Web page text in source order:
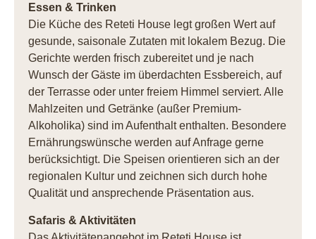
Essen & Trinken
Die Küche des Reteti House legt großen Wert auf
gesunde, saisonale Zutaten mit lokalem Bezug. Die
Gerichte werden frisch zubereitet und je nach
Wunsch der Gäste im überdachten Essbereich, auf
der Terrasse oder unter freiem Himmel serviert. Alle
Mahlzeiten und Getränke (außer Premium-
Alkoholika) sind im Aufenthalt enthalten. Besondere
Ernährungswünsche werden auf Anfrage gerne
berücksichtigt. Die Speisen orientieren sich an der
regionalen Kultur und zeichnen sich durch hohe
Qualität und ansprechende Präsentation aus.
Safaris & Aktivitäten